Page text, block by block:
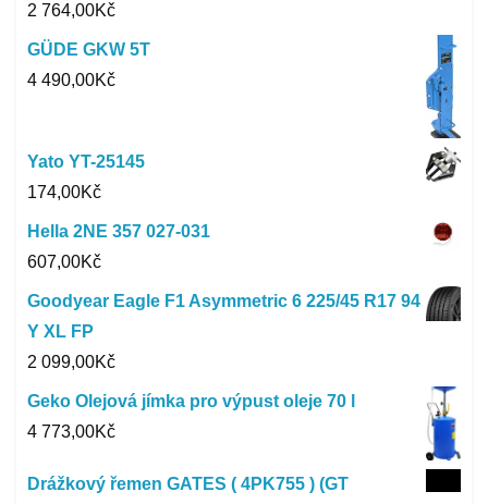
2 764,00Kč
GÜDE GKW 5T
4 490,00Kč
Yato YT-25145
174,00Kč
Hella 2NE 357 027-031
607,00Kč
Goodyear Eagle F1 Asymmetric 6 225/45 R17 94
Y XL FP
2 099,00Kč
Geko Olejová jímka pro výpust oleje 70 l
4 773,00Kč
Drážkový řemen GATES ( 4PK755 ) (GT